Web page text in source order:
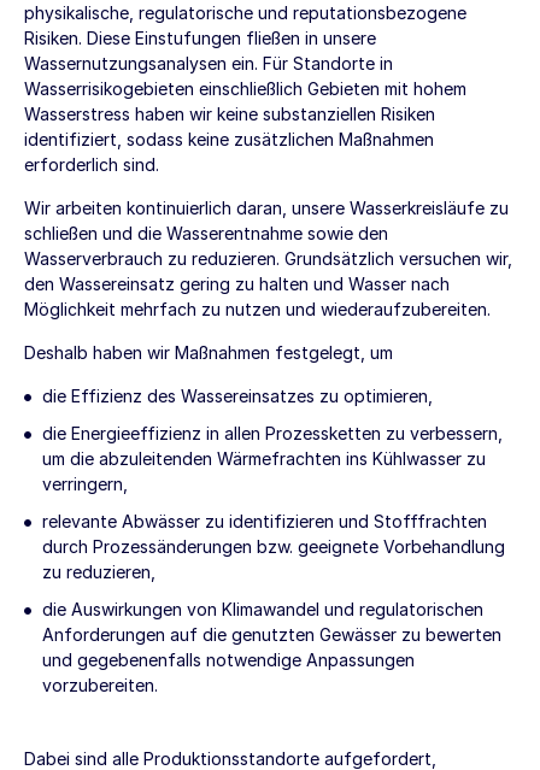
physikalische, regulatorische und reputationsbezogene
Risiken. Diese Einstufungen fließen in unsere
Wassernutzungsanalysen ein. Für Standorte in
Wasserrisikogebieten einschließlich Gebieten mit hohem
Wasserstress haben wir keine substanziellen Risiken
identifiziert, sodass keine zusätzlichen Maßnahmen
erforderlich sind.
Wir arbeiten kontinuierlich daran, unsere Wasserkreisläufe zu
schließen und die Wasserentnahme sowie den
Wasserverbrauch zu reduzieren. Grundsätzlich versuchen wir,
den Wassereinsatz gering zu halten und Wasser nach
Möglichkeit mehrfach zu nutzen und wiederaufzubereiten.
Deshalb haben wir Maßnahmen festgelegt, um
die Effizienz des Wassereinsatzes zu optimieren,
die Energieeffizienz in allen Prozessketten zu verbessern,
um die abzuleitenden Wärmefrachten ins Kühlwasser zu
verringern,
relevante Abwässer zu identifizieren und Stofffrachten
durch Prozessänderungen bzw. geeignete Vorbehandlung
zu reduzieren,
die Auswirkungen von Klimawandel und regulatorischen
Anforderungen auf die genutzten Gewässer zu bewerten
und gegebenenfalls notwendige Anpassungen
vorzubereiten.
Dabei sind alle Produktionsstandorte aufgefordert,